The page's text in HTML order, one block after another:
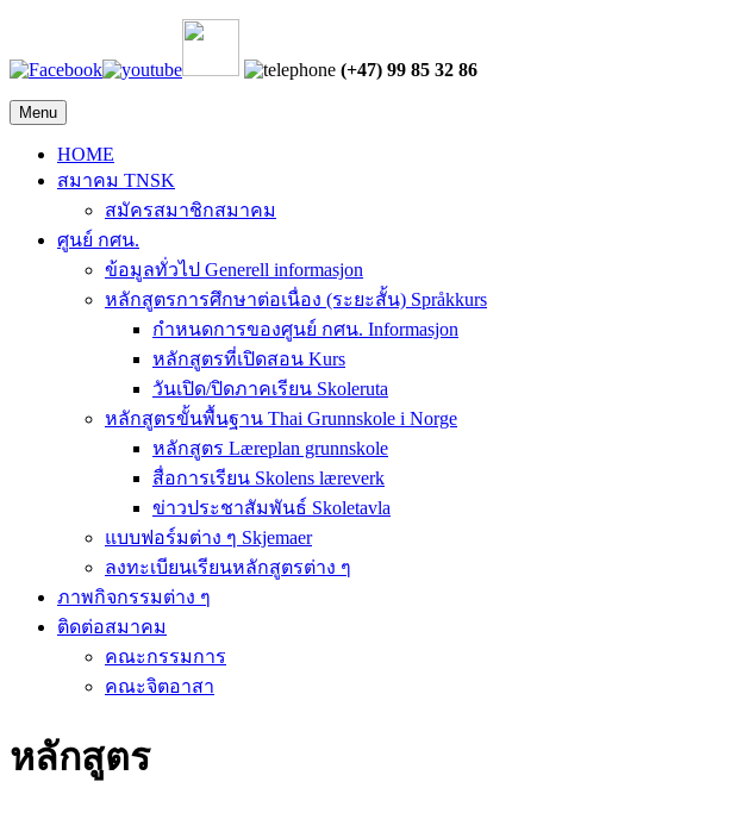
(+47) 99 85 32 86
Menu
HOME
สมาคม TNSK
สมัครสมาชิกสมาคม
ศูนย์ กศน.
ข้อมูลทั่วไป Generell informasjon
หลักสูตรการศึกษาต่อเนื่อง (ระยะสั้น) Språkkurs
กำหนดการของศูนย์ กศน. Informasjon
หลักสูตรที่เปิดสอน Kurs
วันเปิด/ปิดภาคเรียน Skoleruta
หลักสูตรขั้นพื้นฐาน Thai Grunnskole i Norge
หลักสูตร Læreplan grunnskole
สื่อการเรียน Skolens læreverk
ข่าวประชาสัมพันธ์ Skoletavla
แบบฟอร์มต่าง ๆ Skjemaer
ลงทะเบียนเรียนหลักสูตรต่าง ๆ
ภาพกิจกรรมต่าง ๆ
ติดต่อสมาคม
คณะกรรมการ
คณะจิตอาสา
หลักสูตร